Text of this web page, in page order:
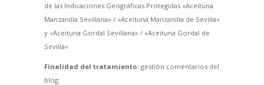
de las Indicaciones Geográficas Protegidas «Aceituna
Manzanilla Sevillana» / «Aceituna Manzanilla de Sevilla»
y «Aceituna Gordal Sevillana» / «Aceituna Gordal de
Sevilla».
Finalidad del tratamiento:gestión comentarios del
blog.